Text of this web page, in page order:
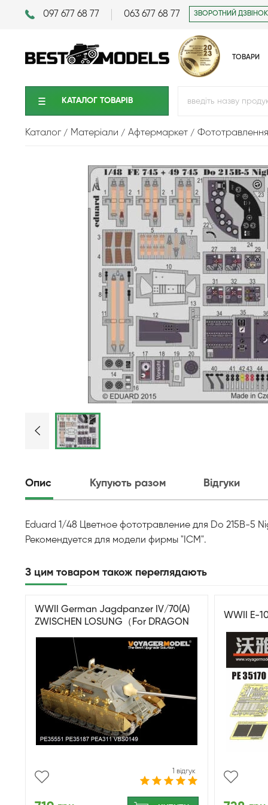
097 677 68 77 063 677 68 77 ЗВОРОТНИЙ ДЗВІНОК
ТОВАРИ
КАТАЛОГ ТОВАРIВ
Каталог Матеріали Афтермаркет Фототравлення
Опис Купують разом Відгуки
Eduard 1/48 Цветное фототравление для Do 215B-5
Рекомендуется для модели фирмы "ICM".
З цим товаром також переглядають
WWII German Jagdpanzer IV/70(A)
ZWISCHEN LOSUNG（For DRAGON
1 відгук
WWII E-